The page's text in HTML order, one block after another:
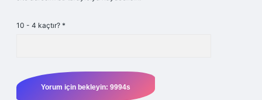
10 - 4 kaçtır? *